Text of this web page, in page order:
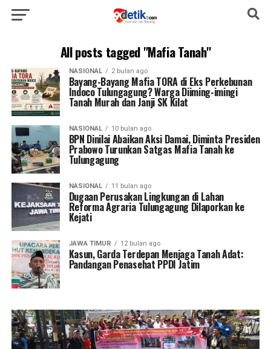
All posts tagged "Mafia Tanah"
NASIONAL 2 bulan ago
Bayang-Bayang Mafia TORA di Eks Perkebunan
Indoco Tulungagung? Warga Diiming-imingi
Tanah Murah dan Janji SK Kilat
NASIONAL 10 bulan ago
BPN Dinilai Abaikan Aksi Damai, Diminta Presiden
Prabowo Turunkan Satgas Mafia Tanah ke
Tulungagung
NASIONAL 11 bulan ago
Dugaan Perusakan Lingkungan di Lahan
Reforma Agraria Tulungagung Dilaporkan ke
Kejati
JAWA TIMUR 12 bulan ago
Kasun, Garda Terdepan Menjaga Tanah Adat:
Pandangan Penasehat PPDI Jatim